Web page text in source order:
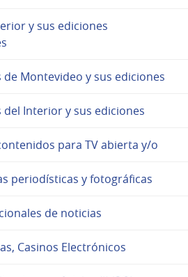
y sus ediciones
Montevideo y sus ediciones
del Interior y sus ediciones
para TV abierta y/o
periodísticas y fotográficas
de noticias
Casinos Electrónicos